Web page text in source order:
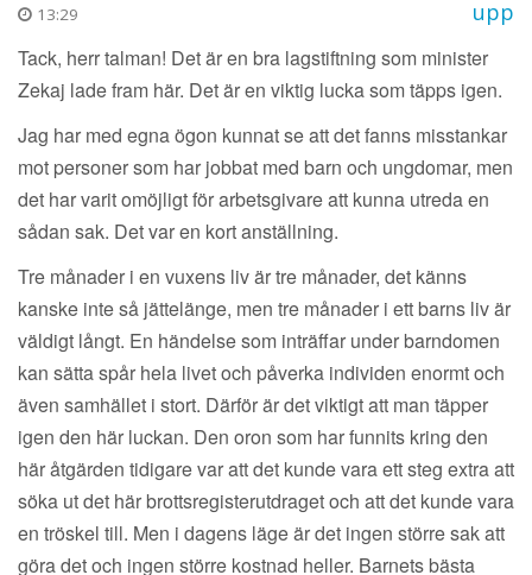
13:29
upp
Tack, herr talman! Det är en bra lagstiftning som minister
Zekaj lade fram här. Det är en viktig lucka som täpps igen.
Jag har med egna ögon kunnat se att det fanns misstankar
mot personer som har jobbat med barn och ungdomar, men
det har varit omöjligt för arbetsgivare att kunna utreda en
sådan sak. Det var en kort anställning.
Tre månader i en vuxens liv är tre månader, det känns
kanske inte så jättelänge, men tre månader i ett barns liv är
väldigt långt. En händelse som inträffar under barndomen
kan sätta spår hela livet och påverka individen enormt och
även samhället i stort. Därför är det viktigt att man täpper
igen den här luckan. Den oron som har funnits kring den
här åtgärden tidigare var att det kunde vara ett steg extra att
söka ut det här brottsregisterutdraget och att det kunde vara
en tröskel till. Men i dagens läge är det ingen större sak att
göra det och ingen större kostnad heller. Barnets bästa